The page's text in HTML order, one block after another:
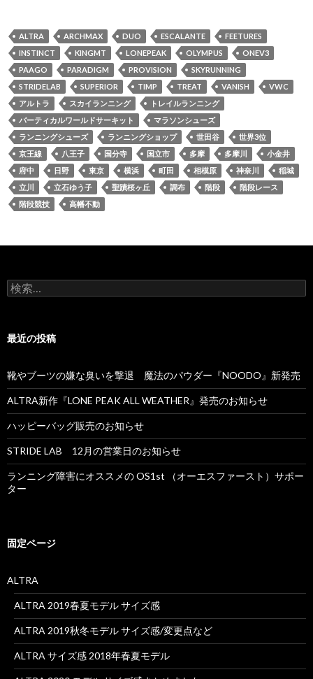
ALTRA ARCHMAX DUO ESCALANTE
FEETURES
INSTINCT
KINGMT LONEPEAK OLYMPUS
ONEV3
PAAGO
PARADIGM PROVISION
SKYRUNNING
STRIDELAB
SUPERIOR TIMP TREAT VANISH
VWC
アルトラ
スカイランニング
トレイルランニング
バーティカルワールドサーキット
マラソンシューズ
ランニングシューズ
ランニングショップ 世田谷
世界3位
京王線
八王子 国分寺 国立市 多摩 多摩川
小金井
府中
日野 東京 横浜 町田 相模原 神奈川
稲城
立川
立石ゆう子 聖蹟桜ヶ丘 調布 階段
階段レース
階段競技
高幡不動
検
索
最近の投稿
靴やブーツの嫌な臭いを撃退 魔法のパウダー『NOODO』新発売
ALTRA新作『LONE PEAK ALL WEATHER』発売のお知らせ
ハッピーバッグ販売のお知らせ
STRIDE LAB 12月の営業日のお知らせ
ランニング障害にオススメの OS1st （オーエスファースト）サポー
ター
固定ページ
ALTRA
ALTRA 2019春夏モデル サイズ感
ALTRA 2019秋冬モデル サイズ感/変更点など
ALTRA サイズ感 2018年春夏モデル